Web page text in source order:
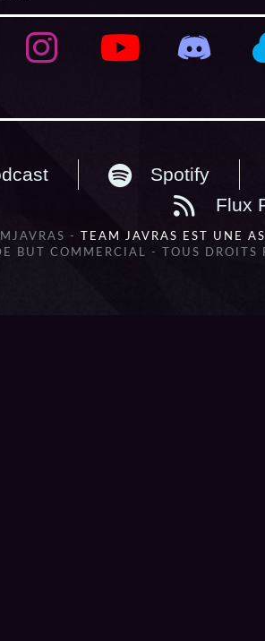
Spotify
Flux
- TEAM JAVRAS EST UNE
BUT COMMERCIAL - TOUS DROITS